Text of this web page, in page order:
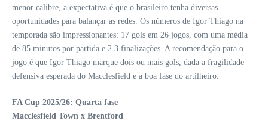
menor calibre, a expectativa é que o brasileiro tenha diversas
oportunidades para balançar as redes. Os números de Igor Thiago na
temporada são impressionantes: 17 gols em 26 jogos, com uma média
de 85 minutos por partida e 2.3 finalizações. A recomendação para o
jogo é que Igor Thiago marque dois ou mais gols, dada a fragilidade
defensiva esperada do Macclesfield e a boa fase do artilheiro.
FA Cup 2025/26: Quarta fase
Macclesfield Town x Brentford